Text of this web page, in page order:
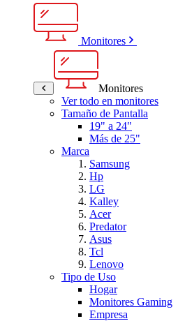
Monitores
Monitores
Ver todo en monitores
Tamaño de Pantalla
19" a 24"
Más de 25"
Marca
Samsung
Hp
LG
Kalley
Acer
Predator
Asus
Tcl
Lenovo
Tipo de Uso
Hogar
Monitores Gaming
Empresa